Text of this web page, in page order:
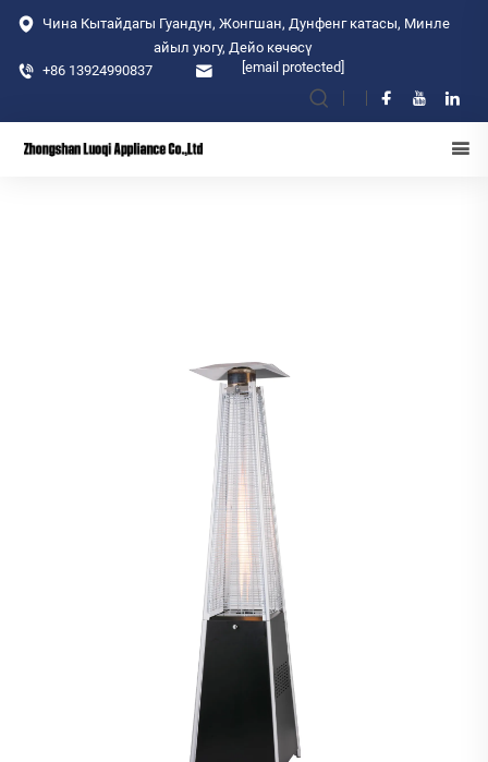
Чина Кытайдагы Гуандун, Жонгшан, Дунфенг катасы, Минле
айыл уюгу, Дейо көчөсү
+86 13924990837
[email protected]